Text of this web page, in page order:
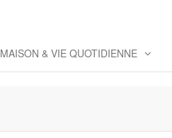
MAISON & VIE QUOTIDIENNE